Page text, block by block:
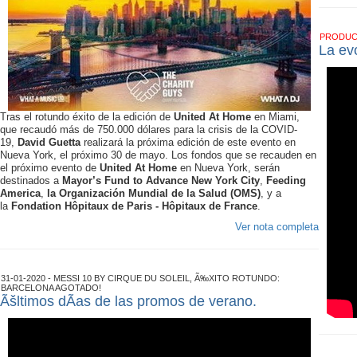
Tras el rotundo éxito de la edición de United At Home en Miami,
que recaudó más de 750.000 dólares para la crisis de la COVID-
19, David Guettarealizará la próxima edición de este evento en
Nueva York, el próximo 30 de mayo. Los fondos que se recauden en
el próximo evento de United At Home en Nueva York, serán
destinados a Mayor’s Fund to Advance New York City, Feeding
America, la Organización Mundial de la Salud (OMS), y a
la Fondation Hôpitaux de Paris - Hôpitaux de France.
Ver nota completa
31-01-2020 - MESSI 10 BY CIRQUE DU SOLEIL, Ã‰XITO ROTUNDO:
BARCELONA AGOTADO!
Ãšltimos dÃ­as de las promos de verano.
La